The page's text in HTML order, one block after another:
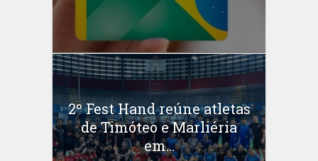
2º Fest Hand reúne atletas
de Timóteo e Marliéria
em...